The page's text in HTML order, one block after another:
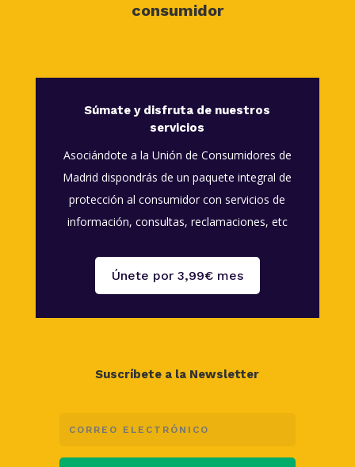
consumidor
Súmate y disfruta de nuestros
servicios
Asociándote a la Unión de Consumidores de
Madrid dispondrás de un paquete integral de
protección al consumidor con servicios de
información, consultas, reclamaciones, etc
Únete por 3,99€ mes
Suscríbete a la Newsletter